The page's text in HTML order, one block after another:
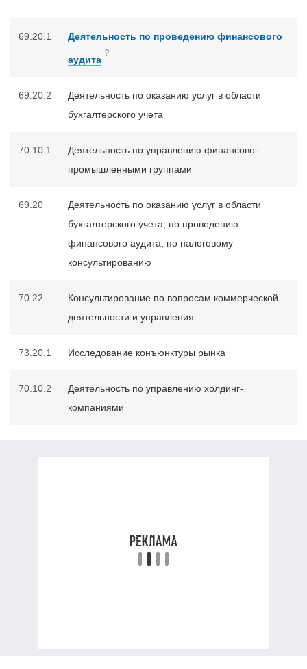
69.20.1 Деятельность по проведению финансового
аудита
?
69.20.2
Деятельность по оказанию услуг в области
бухгалтерского учета
70.10.1
Деятельность по управлению финансово-
промышленными группами
69.20
Деятельность по оказанию услуг в области
бухгалтерского учета, по проведению
финансового аудита, по налоговому
консультированию
70.22
Консультирование по вопросам коммерческой
деятельности и управления
73.20.1 Исследование конъюнктуры рынка
70.10.2
Деятельность по управлению холдинг-
компаниями